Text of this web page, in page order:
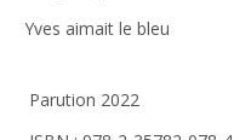
Yves aimait le bleu
Parution 2022